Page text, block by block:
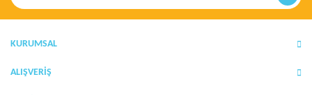
Ürün fiyatı diğer sitelerden daha pahalı.
KURUMSAL
ALIŞVERİŞ